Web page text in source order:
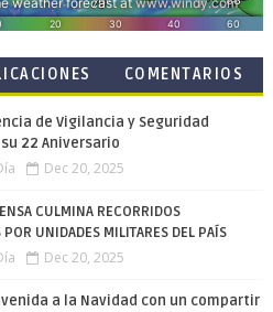
COMENTARIOS
de Vigilancia y Seguridad
22 Aniversario
Dec 20, 2025
CULMINA RECORRIDOS
UNIDADES MILITARES DEL PAÍS
Dec 20, 2025
a la Navidad con un compartir